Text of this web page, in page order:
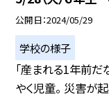
公開日 2024/05/29
学校の様子
「産まれる1年前だ
やく児童。 災害が